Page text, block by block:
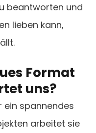
beantworten und
lieben kann,
Format
uns?
ein spannendes
arbeitet sie